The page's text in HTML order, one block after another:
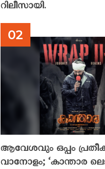
റിലീസായി.
ആവേശവും ഒപ്പം
വാനോളം; ‘കാന്താര